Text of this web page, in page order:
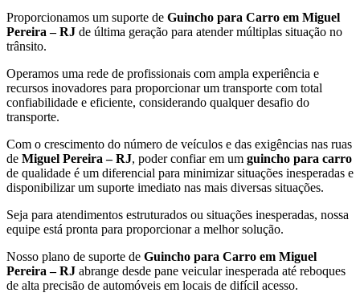
Proporcionamos um suporte de Guincho para Carro em Miguel
Pereira – RJ de última geração para atender múltiplas situação no
trânsito.
Operamos uma rede de profissionais com ampla experiência e
recursos inovadores para proporcionar um transporte com total
confiabilidade e eficiente, considerando qualquer desafio do
transporte.
Com o crescimento do número de veículos e das exigências nas ruas
de Miguel Pereira – RJ, poder confiar em um guincho para carro
de qualidade é um diferencial para minimizar situações inesperadas e
disponibilizar um suporte imediato nas mais diversas situações.
Seja para atendimentos estruturados ou situações inesperadas, nossa
equipe está pronta para proporcionar a melhor solução.
Nosso plano de suporte de Guincho para Carro em Miguel
Pereira – RJ abrange desde pane veicular inesperada até reboques
de alta precisão de automóveis em locais de difícil acesso.